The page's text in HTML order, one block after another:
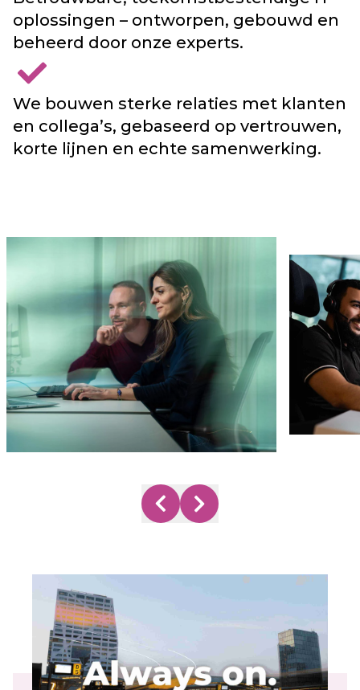
oplossingen – ontworpen, gebouwd en
beheerd door onze experts.
We bouwen sterke relaties met klanten
en collega’s, gebaseerd op vertrouwen,
korte lijnen en echte samenwerking.